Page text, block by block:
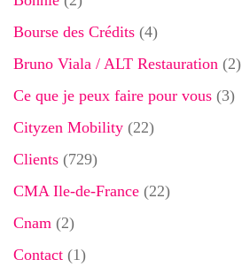
Bourse des Crédits (4)
Bruno Viala / ALT Restauration (2)
Ce que je peux faire pour vous (3)
Cityzen Mobility (22)
Clients (729)
CMA Ile-de-France (22)
Cnam (2)
Contact (1)